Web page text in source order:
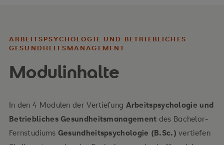
ARBEITSPSYCHOLOGIE UND BETRIEBLICHES
GESUNDHEITSMANAGEMENT
Modulinhalte
In den 4 Modulen der Vertiefung Arbeitspsychologie und
Betriebliches Gesundheitsmanagement des Bachelor-
Fernstudiums Gesundheitspsychologie (B.Sc.)vertiefen